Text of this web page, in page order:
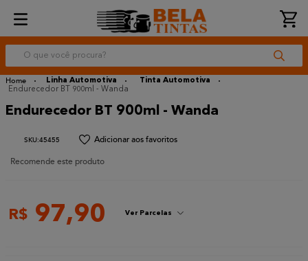
O que você procura?
Linha Automotiva
Tinta Automotiva
Endurecedor BT 900ml - Wanda
Endurecedor BT 900ml - Wanda
:45455
Recomende este produto
R$ 97,90 Ver Parcelas